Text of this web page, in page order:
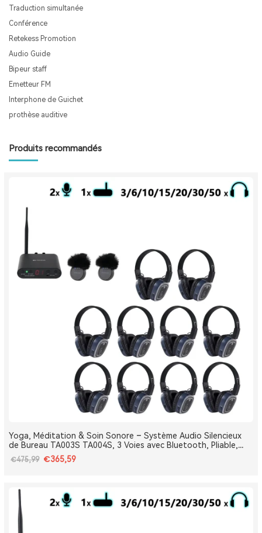
Traduction simultanée
Conférence
Retekess Promotion
Audio Guide
Bipeur staff
Emetteur FM
Interphone de Guichet
prothèse auditive
Produits recommandés
Yoga, Méditation & Soin Sonore – Système Audio Silencieux
de Bureau TA003S TA004S, 3 Voies avec Bluetooth, Pliable,
Type-C, Bass Boost
€475,99 €365,59